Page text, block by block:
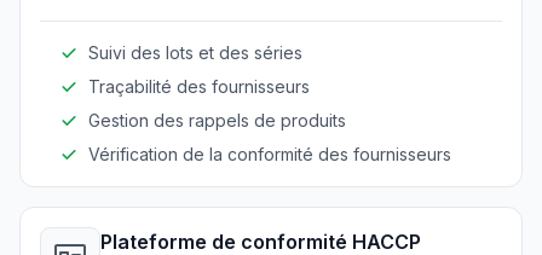
à travers la chaîne d'approvisionnement.
Suivi des lots et des séries
Traçabilité des fournisseurs
Gestion des rappels de produits
Vérification de la conformité des fournisseurs
Plateforme de conformité HACCP